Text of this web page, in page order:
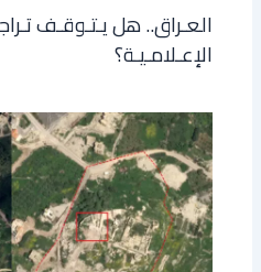
العـراق.. هل يـتـوقـف
الإعـلامـيـة؟